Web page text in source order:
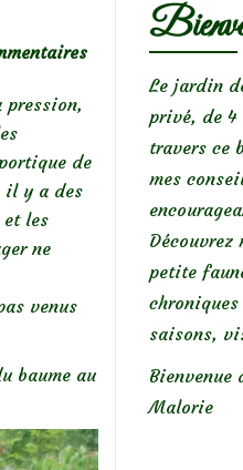
pression,
de
il y a des
les
ne
venus
baume au
Le jardin
privé, de 4
travers ce
mes
Découvrez
petite
saisons,
Bienvenue
Malorie